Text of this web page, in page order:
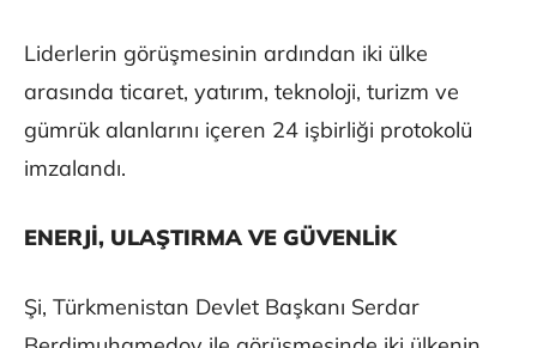
Liderlerin görüşmesinin ardından iki ülke
arasında ticaret, yatırım, teknoloji, turizm ve
gümrük alanlarını içeren 24 işbirliği protokolü
imzalandı.
ENERJİ, ULAŞTIRMA VE GÜVENLİK
Şi, Türkmenistan Devlet Başkanı Serdar